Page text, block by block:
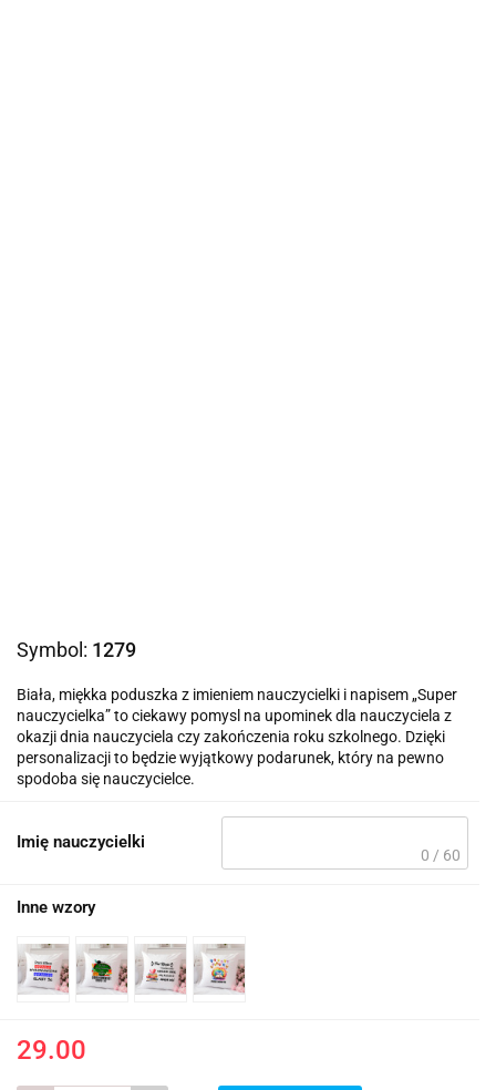
Symbol: 1279
Biała, miękka poduszka z imieniem nauczycielki i napisem „Super
nauczycielka” to ciekawy pomysl na upominek dla nauczyciela z
okazji dnia nauczyciela czy zakończenia roku szkolnego. Dzięki
personalizacji to będzie wyjątkowy podarunek, który na pewno
spodoba się nauczycielce.
Imię nauczycielki
0 / 60
Inne wzory
29.00